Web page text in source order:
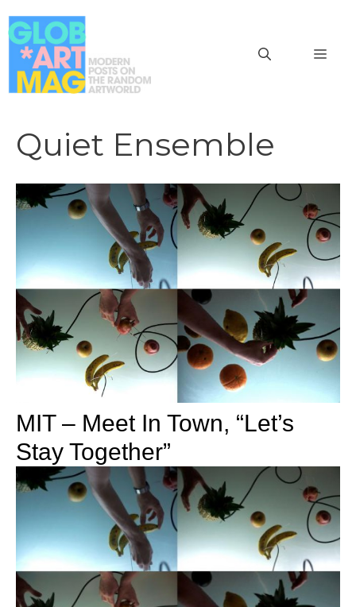
al
contenuto
Quiet Ensemble
MIT – Meet In Town, “Let’s
Stay Together”